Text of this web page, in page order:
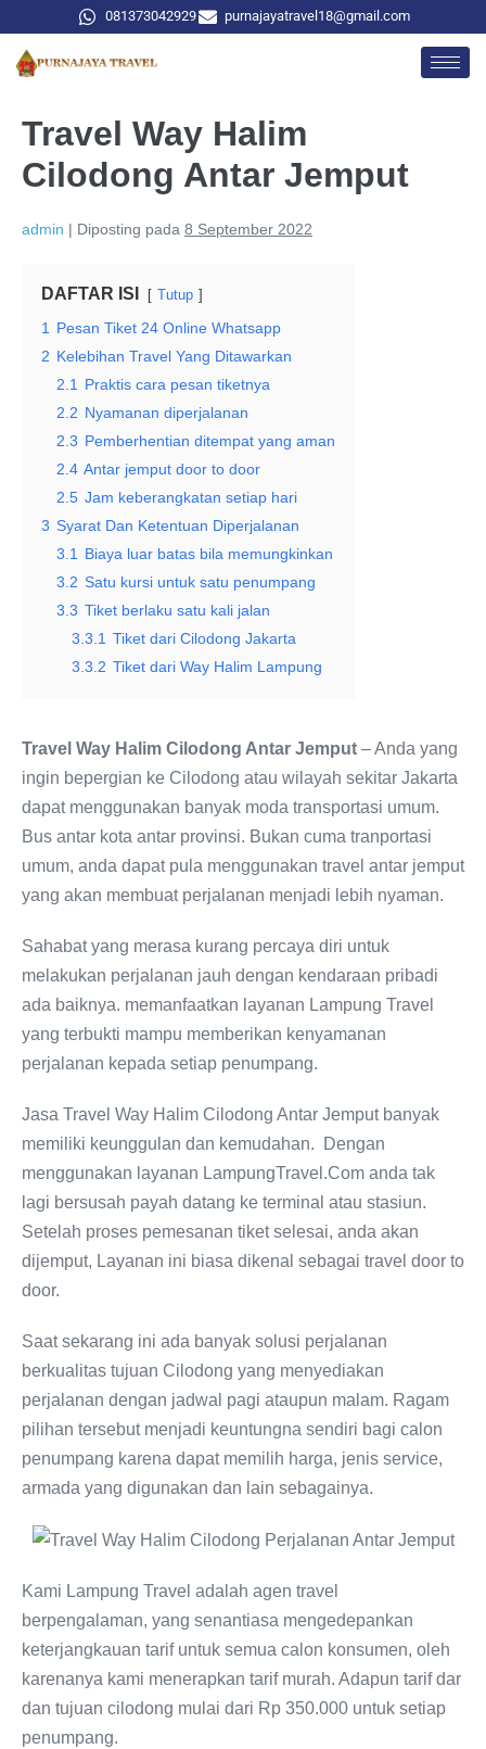
081373042929 purnajayatravel18@gmail.com
Travel Way Halim
Cilodong Antar Jemput
admin | Diposting pada 8 September 2022
DAFTAR ISI Tutup
1
Pesan Tiket 24 Online Whatsapp
2 Kelebihan Travel Yang Ditawarkan
2.1
Praktis cara pesan tiketnya
2.2 Nyamanan diperjalanan
2.3 Pemberhentian ditempat yang aman
2.4 Antar jemput door to door
2.5 Jam keberangkatan setiap hari
3 Syarat Dan Ketentuan Diperjalanan
3.1
Biaya luar batas bila memungkinkan
3.2 Satu kursi untuk satu penumpang
3.3 Tiket berlaku satu kali jalan
3.3.1 Tiket dari Cilodong Jakarta
3.3.2 Tiket dari Way Halim Lampung
Travel Way Halim Cilodong Antar Jemput – Anda yang
ingin bepergian ke Cilodong atau wilayah sekitar Jakarta
dapat menggunakan banyak moda transportasi umum.
Bus antar kota antar provinsi. Bukan cuma tranportasi
umum, anda dapat pula menggunakan travel antar jemput
yang akan membuat perjalanan menjadi lebih nyaman.
Sahabat yang merasa kurang percaya diri untuk
melakukan perjalanan jauh dengan kendaraan pribadi
ada baiknya. memanfaatkan layanan Lampung Travel
yang terbukti mampu memberikan kenyamanan
perjalanan kepada setiap penumpang.
Jasa Travel Way Halim Cilodong Antar Jemput banyak
memiliki keunggulan dan kemudahan. Dengan
menggunakan layanan LampungTravel.Com anda tak
lagi bersusah payah datang ke terminal atau stasiun.
Setelah proses pemesanan tiket selesai, anda akan
dijemput, Layanan ini biasa dikenal sebagai travel door to
door.
Saat sekarang ini ada banyak solusi perjalanan
berkualitas tujuan Cilodong yang menyediakan
perjalanan dengan jadwal pagi ataupun malam. Ragam
pilihan tersebut menjadi keuntungna sendiri bagi calon
penumpang karena dapat memilih harga, jenis service,
armada yang digunakan dan lain sebagainya.
Kami Lampung Travel adalah agen travel
berpengalaman, yang senantiasa mengedepankan
keterjangkauan tarif untuk semua calon konsumen, oleh
karenanya kami menerapkan tarif murah. Adapun tarif dar
dan tujuan cilodong mulai dari Rp 350.000 untuk setiap
penumpang.